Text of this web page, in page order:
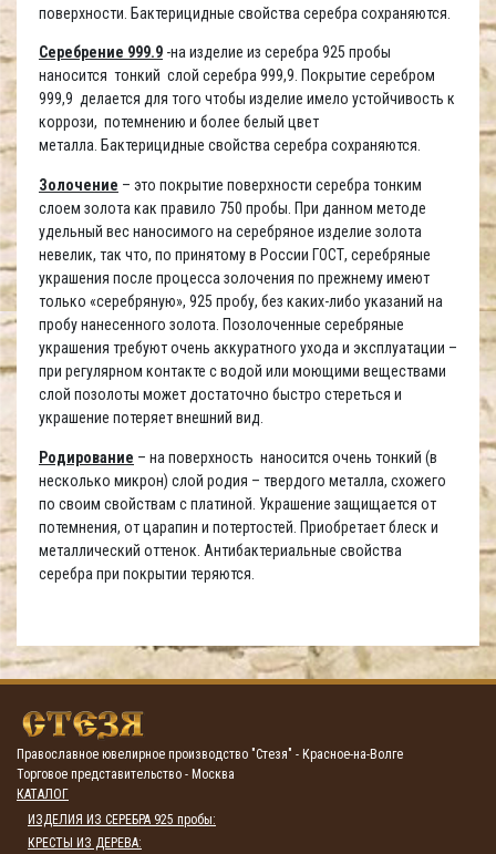
поверхности. Бактерицидные свойства серебра сохраняются.
Серебрение 999.9 -на изделие из серебра 925 пробы
наносится тонкий слой серебра 999,9. Покрытие серебром
999,9 делается для того чтобы изделие имело устойчивость к
коррози, потемнению и более белый цвет
металла. Бактерицидные свойства серебра сохраняются.
Золочение – это покрытие поверхности серебра тонким
слоем золота как правило 750 пробы. При данном методе
удельный вес наносимого на серебряное изделие золота
невелик, так что, по принятому в России ГОСТ, серебряные
украшения после процесса золочения по прежнему имеют
только «серебряную», 925 пробу, без каких-либо указаний на
пробу нанесенного золота. Позолоченные серебряные
украшения требуют очень аккуратного ухода и эксплуатации –
при регулярном контакте с водой или моющими веществами
слой позолоты может достаточно быстро стереться и
украшение потеряет внешний вид.
Родирование – на поверхность наносится очень тонкий (в
несколько микрон) слой родия – твердого металла, схожего
по своим свойствам с платиной. Украшение защищается от
потемнения, от царапин и потертостей. Приобретает блеск и
металлический оттенок. Антибактериальные свойства
серебра при покрытии теряются.
Православное ювелирное производство "Стезя" - Красное-на-Волге
Торговое представительство - Москва
КАТАЛОГ
ИЗДЕЛИЯ ИЗ СЕРЕБРА 925 пробы:
КРЕСТЫ ИЗ ДЕРЕВА: